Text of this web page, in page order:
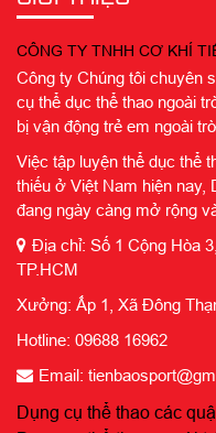
CÔNG TY TNHH CƠ KHÍ
Công ty Chúng tôi chuyên
cụ thể dục thể thao ngoài
bị vận động trẻ em ngoài
Việc tập luyện thể dục thể
thiếu ở Việt Nam hiện nay,
đang ngày càng mở rộng
Địa chỉ: Số 1 Cộng Hòa
TP.HCM
Xưởng: Ấp 1, Xã Đông
Hotline: 09688 16962
Email:
Dụng cụ thể thao các